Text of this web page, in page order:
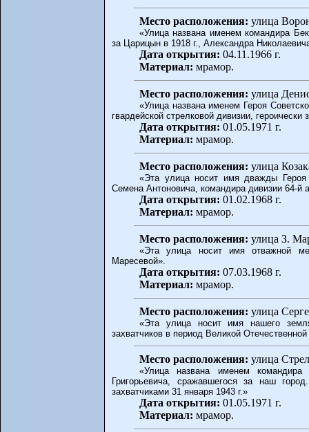
Место расположения: улица
«Улица названа именем командира
за Царицын в 1918 г., Александра
Дата открытия: 04.11.1966 г.
Материал: мрамор.
Место расположения: улица
«Улица названа именем Героя
гвардейской стрелковой дивизии,
Дата открытия: 01.05.1971 г.
Материал: мрамор.
Место расположения: улица
«Эта улица носит имя дважды Героя
Семена Антоновича, командира дивизии 64-
Дата открытия: 01.02.1968 г.
Материал: мрамор.
Место расположения: улица З.
«Эта улица носит имя отважной
Маресевой».
Дата открытия: 07.03.1968 г.
Материал: мрамор.
Место расположения: улица
«Эта улица носит имя нашего
захватчиков в период Великой
Место расположения: улица
«Улица названа именем
Григорьевича, сражавшегося за наш
захватчиками 31 января 1943 г.»
Дата открытия: 01.05.1971 г.
Материал: мрамор.